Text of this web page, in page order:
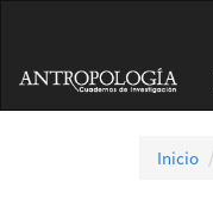
principal
Barra
Inicio